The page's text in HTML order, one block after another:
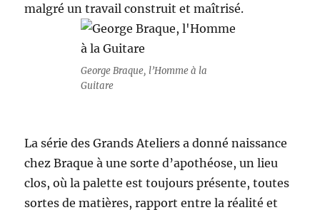
malgré un travail construit et maîtrisé.
George Braque, l’Homme à la
Guitare
La série des Grands Ateliers a donné naissance
chez Braque à une sorte d’apothéose, un lieu
clos, où la palette est toujours présente, toutes
sortes de matières, rapport entre la réalité et